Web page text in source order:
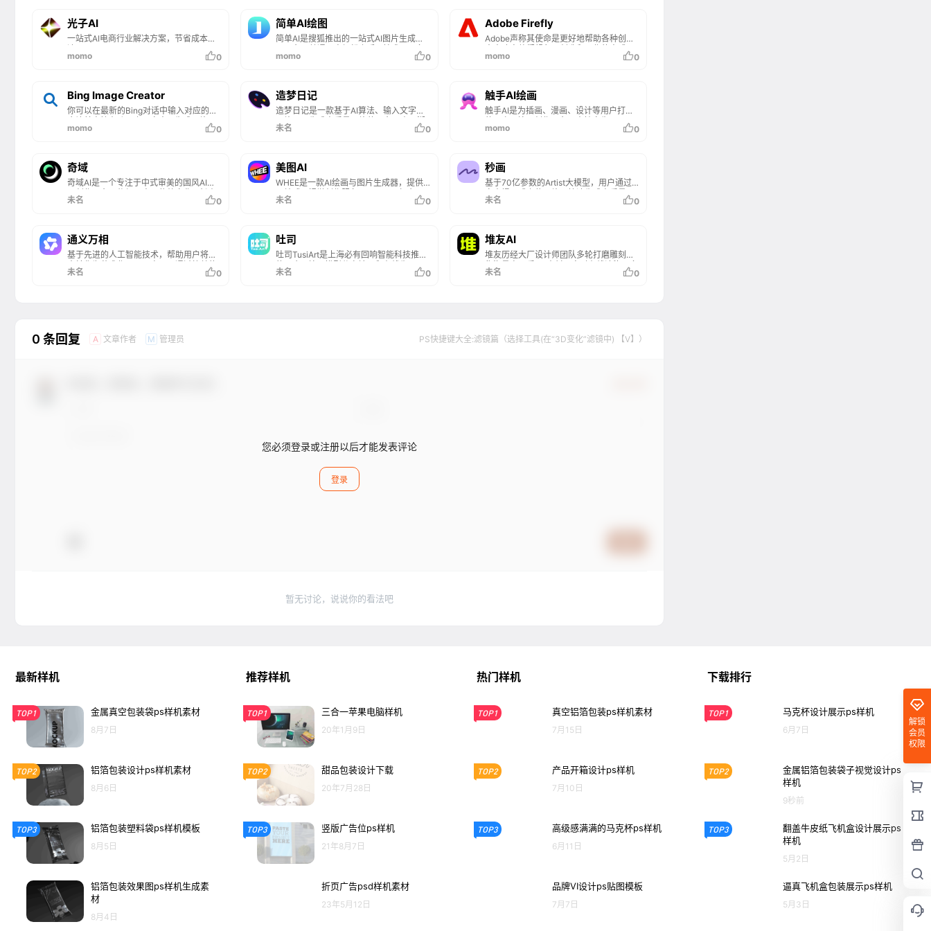
光子AI
一站式AI电商行业解决方案，节省成本高
momo 0
简单AI绘图
简单AI是搜狐推出的一站式AI图片生成社
区平台，普通用户轻松上手AI技术。具备
多种实用功能，AI作图功能，用户只需输
求。简单AI提供AI文案生成服务，可快速
生成小红书笔记、爆款标题、高情商回复
等，助力内容创作与社交互动。
momo 0
Adobe Firefly
Adobe声称其使命是更好地帮助各种创意
人士改变他们想象、创造和工作的方式，
于是推出了Adobe Firefly！
momo 0
Bing Image Creator
你可以在最新的Bing对话中输入对应的指
令让其直接在聊天上下文中AI生成图片，
也可以访问其独立的网页页面创建图片和
momo 0
造梦日记
造梦日记是一款基于AI算法、输入文字或
图片即可生成高质量图片的平台，由西湖
大学深度学习实验室和西湖心辰（Friday
网页端等。
未名 0
触手AI绘画
触手AI是为插画、漫画、设计等用户打造
的国产AI绘画创作平台，支持文生图、图
生图、参考生图、lora在线模型训练、海
momo 0
奇域
奇域AI是一个专注于中式审美的国风AI绘
画创作平台，扎根于中国传统文化，旨在
为艺术家和创作者提供一个能够轻松创作
描述来生成具有中国文化特色的绘画作
品。无论是国风、水墨画、刺绣、皮影戏
还是京剧等元素，奇域AI都能通过AI技术
将用户的创意转化为视觉艺术。
未名 0
美图AI
WHEE是一款AI绘画与图片生成器，提供
一站式AI视觉创作服务。WHEE不仅会画
也会修图，各种AI修图功能一应俱全。使
欣赏并学习来自多领域创作者的精美作
品，为创作提供丰富的灵感来源，进而促
进二创和设计师间的交流与合作。
未名 0
秒画
基于70亿参数的Artist大模型，用户通过
文本提示或上传图片，快速生成高质量画
作。支持多种风格和精准控制功能，还能
销、游戏动画等多个领域，帮助用户将创
意快速转化为视觉内容，同时提供API接
口，支持企业级应用。
未名 0
通义万相
基于先进的人工智能技术，帮助用户将创
意转化为艺术作品。用户可以通过简单的
操作，实现个性化的绘画和视频创作。平
未名 0
吐司
吐司TusiArt是上海必有回响智能科技推出
的一个AI绘画模型分享社区和在线生图平
台，吐司TusiArt不仅提供了一个方便用户
者，都能在这个平台上找到适合自己的创
未名 0
堆友AI
堆友历经大厂设计师团队多轮打磨雕刻，
集海量高品质3D素材、实时在线渲染、多
元场景功能应用、轻便好学易上手等多重
未名 0
0 条回复 A 文章作者 M 管理员 PS快捷键大全:滤镜篇（选择工具(在“3D变化”滤镜中) 【V】）
您必须登录或注册以后才能发表评论
登录
暂无讨论，说说你的看法吧
解锁
会员
权限
最新样机
TOP1 金属真空包装袋ps样机素材
8月7日
TOP2 铝箔包装设计ps样机素材
8月6日
TOP3 铝箔包装塑料袋ps样机模板
8月5日
铝箔包装效果图ps样机生成素
材
8月4日
推荐样机
TOP1 三合一苹果电脑样机
20年1月9日
TOP2 甜品包装设计下载
20年7月28日
TOP3 竖版广告位ps样机
21年8月7日
折页广告psd样机素材
23年5月12日
热门样机
TOP1 真空铝箔包装ps样机素材
7月15日
TOP2 产品开箱设计ps样机
7月10日
TOP3 高级感满满的马克杯ps样机
6月11日
品牌VI设计ps贴图模板
7月7日
下载排行
TOP1 马克杯设计展示ps样机
6月7日
TOP2
金属铝箔包装袋子视觉设计ps
样机
9秒前
TOP3
翻盖牛皮纸飞机盒设计展示ps
样机
5月2日
逼真飞机盒包装展示ps样机
5月3日